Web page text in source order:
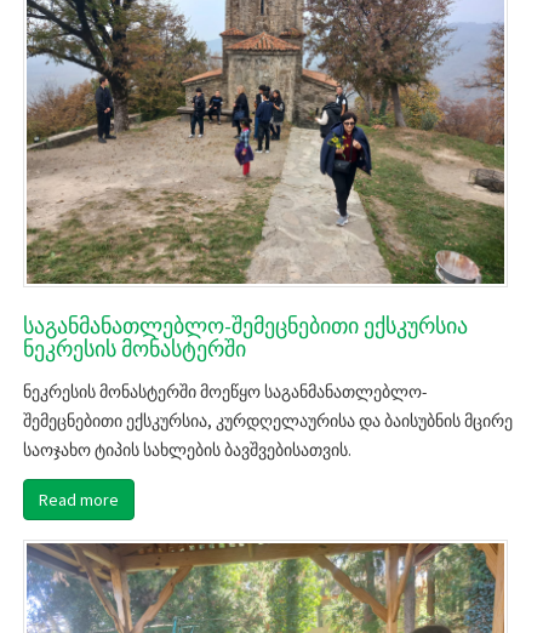
საგანმანათლებლო-შემეცნებითი ექსკურსია
ნეკრესის მონასტერში
ნეკრესის მონასტერში მოეწყო საგანმანათლებლო-
შემეცნებითი ექსკურსია, კურდღელაურისა და ბაისუბნის მცირე
საოჯახო ტიპის სახლების ბავშვებისათვის.
Read more